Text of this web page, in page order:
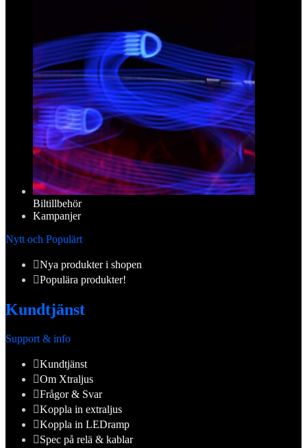
Biltillbehör
Kampanjer
Nytt och Populärt
Nya produkter i shopen
Populära produkter!
Kundtjänst
Support & info
Kundtjänst
Om Xtraljus
Frågor & Svar
Koppla in extraljus
Koppla in LEDramp
Spec på relä & kablar